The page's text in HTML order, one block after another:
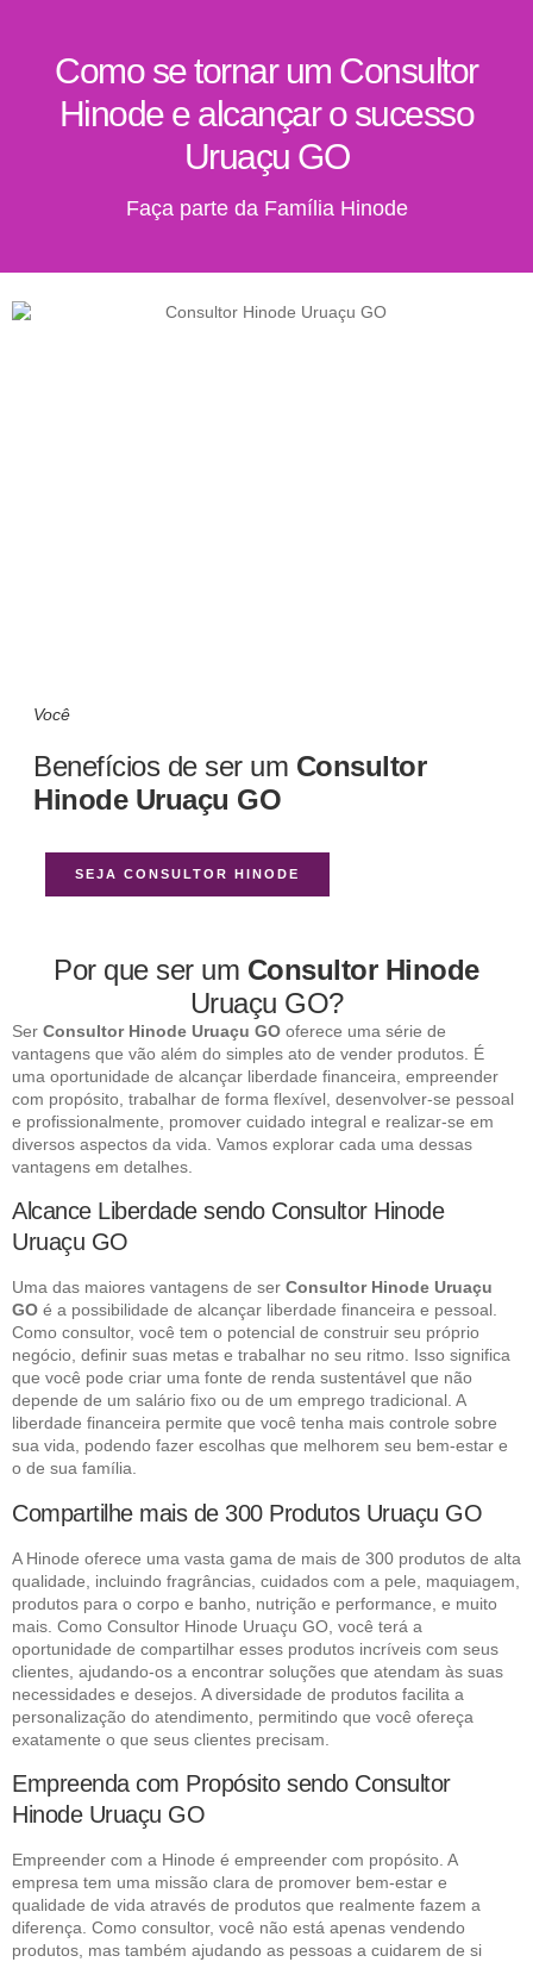
Como se tornar um Consultor
Hinode e alcançar o sucesso
Uruaçu GO
Faça parte da Família Hinode
Você
Benefícios de ser um Consultor
Hinode Uruaçu GO
SEJA CONSULTOR HINODE
Por que ser um Consultor Hinode
Uruaçu GO?
Ser Consultor Hinode Uruaçu GO oferece uma série de
vantagens que vão além do simples ato de vender produtos. É
uma oportunidade de alcançar liberdade financeira, empreender
com propósito, trabalhar de forma flexível, desenvolver-se pessoal
e profissionalmente, promover cuidado integral e realizar-se em
diversos aspectos da vida. Vamos explorar cada uma dessas
vantagens em detalhes.
Alcance Liberdade sendo Consultor Hinode
Uruaçu GO
Uma das maiores vantagens de ser Consultor Hinode Uruaçu
GO é a possibilidade de alcançar liberdade financeira e pessoal.
Como consultor, você tem o potencial de construir seu próprio
negócio, definir suas metas e trabalhar no seu ritmo. Isso significa
que você pode criar uma fonte de renda sustentável que não
depende de um salário fixo ou de um emprego tradicional. A
liberdade financeira permite que você tenha mais controle sobre
sua vida, podendo fazer escolhas que melhorem seu bem-estar e
o de sua família.
Compartilhe mais de 300 Produtos Uruaçu GO
A Hinode oferece uma vasta gama de mais de 300 produtos de alta
qualidade, incluindo fragrâncias, cuidados com a pele, maquiagem,
produtos para o corpo e banho, nutrição e performance, e muito
mais. Como Consultor Hinode Uruaçu GO, você terá a
oportunidade de compartilhar esses produtos incríveis com seus
clientes, ajudando-os a encontrar soluções que atendam às suas
necessidades e desejos. A diversidade de produtos facilita a
personalização do atendimento, permitindo que você ofereça
exatamente o que seus clientes precisam.
Empreenda com Propósito sendo Consultor
Hinode Uruaçu GO
Empreender com a Hinode é empreender com propósito. A
empresa tem uma missão clara de promover bem-estar e
qualidade de vida através de produtos que realmente fazem a
diferença. Como consultor, você não está apenas vendendo
produtos, mas também ajudando as pessoas a cuidarem de si